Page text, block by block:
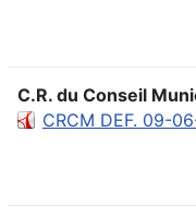
C.R. du Conseil
CRCM DEF. 09-